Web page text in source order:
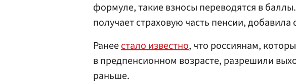
формуле, такие взносы переводятся в
получает страховую часть пенсии, добавила
Ранеестало известно, что россиянам,
в предпенсионном возрасте, разрешили
раньше.